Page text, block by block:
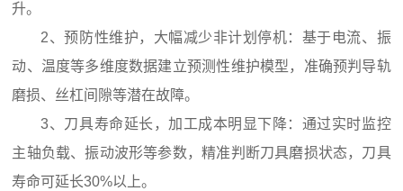
升。
2、预防性维护，大幅减少非计划停机：基于电流、振
动、温度等多维度数据建立预测性维护模型，准确预判导轨
磨损、丝杠间隙等潜在故障。
3、刀具寿命延长，加工成本明显下降：通过实时监控
主轴负载、振动波形等参数，精准判断刀具磨损状态，刀具
寿命可延长30%以上。